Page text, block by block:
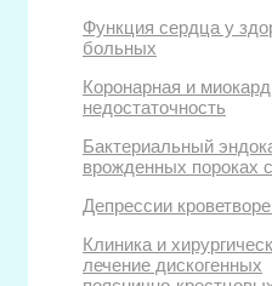
Функция сердца у
больных
Коронарная и
недостаточность
Бактериальный
врожденных пороках
Депрессии
Клиника и
лечение дискогенных